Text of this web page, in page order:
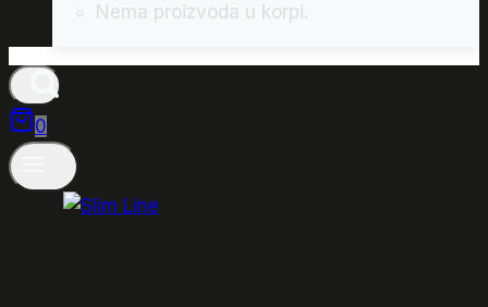
Nema proizvoda u korpi.
0